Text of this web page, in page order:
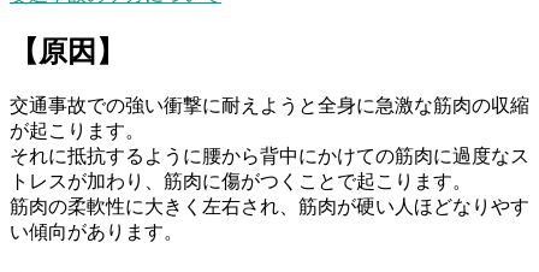
【原因】
交通事故での強い衝撃に耐えようと全身に急激な筋肉の収縮
が起こります。
それに抵抗するように腰から背中にかけての筋肉に過度なス
トレスが加わり、筋肉に傷がつくことで起こります。
筋肉の柔軟性に大きく左右され、筋肉が硬い人ほどなりやす
い傾向があります。